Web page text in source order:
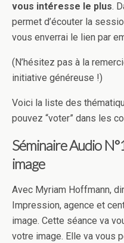
vous intéresse le plus.
permet d’écouter la
vous enverrai le lien par
(N’hésitez pas à la
initiative généreuse !)
Voici la liste des
pouvez “voter” dans les
Séminaire Audio
image
Avec Myriam Hoffmann,
Impression, agence et
image. Cette séance va
votre image. Elle va vous